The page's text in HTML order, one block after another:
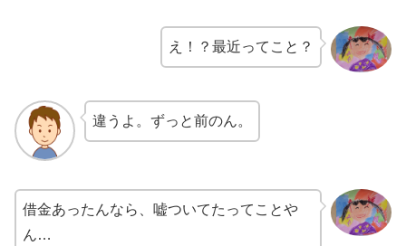
え！？最近ってこと？
違うよ。ずっと前のん。
借金あったんなら、嘘ついてたってことや
ん…